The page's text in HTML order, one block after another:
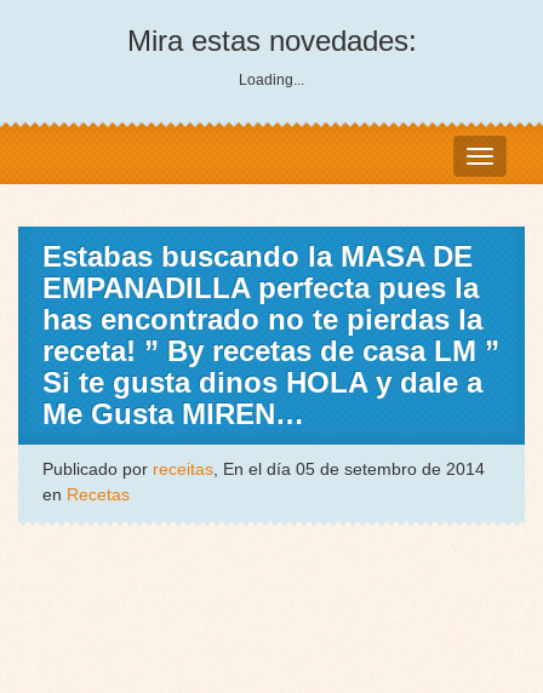
Mira estas novedades:
Loading...
Estabas buscando la MASA DE
EMPANADILLA perfecta pues la
has encontrado no te pierdas la
receta! ” By recetas de casa LM ”
Si te gusta dinos HOLA y dale a
Me Gusta MIREN…
Publicado por receitas, En el día 05 de setembro de 2014
en Recetas